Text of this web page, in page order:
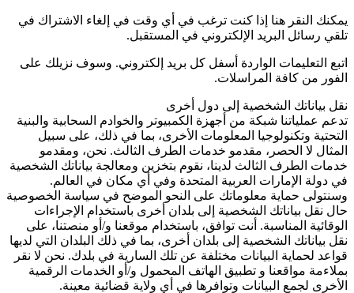
يمكنك النقر هنا إذا كنت ترغب في أي وقت في إلغاء الاشتراك في
تلقي رسائل البريد الإلكتروني في المستقبل.
اتبع التعليمات الواردة أسفل كل بريد إلكتروني. وسوف نزيلك على
الفور من كافة المراسلات.
نقل بياناتك الشخصية إلى دول أخرى
تدعم عملياتنا شبكة من أجهزة الكمبيوتر والخوادم السحابية والبنية
التحتية وتكنولوجيا المعلومات الأخرى، بما في ذلك، على سبيل
المثال لا الحصر، مقدمو خدمات الطرف الثالث. نحن، ومقدمو
خدمات الطرف الثالث لدينا، نقوم بتخزين ومعالجة بياناتك الشخصية
في دولة الإمارات العربية المتحدة وفي أي مكان في العالم.
وسنتولى حماية معلوماتك على النحو الموضح في سياسة الخصوصية
حال نقل بياناتك الشخصية إلى بلدان أخرى باستخدام الإجراءات
الوقائية المناسبة. أنت توافق، باستخدام موقعنا و/أو منصتنا، على
نقل بياناتك الشخصية إلى بلدان أخرى، بما في ذلك البلدان التي لديها
قواعد لحماية البيانات مختلفة عن تلك السارية في بلدك. نحن لا نقر
بملاءمة مواقعنا و تطبيق الهاتف المحمول و/أو الخدمات الرقمية
الأخرى لجمع البيانات وتوافرها في أي ولاية قضائية معينة.